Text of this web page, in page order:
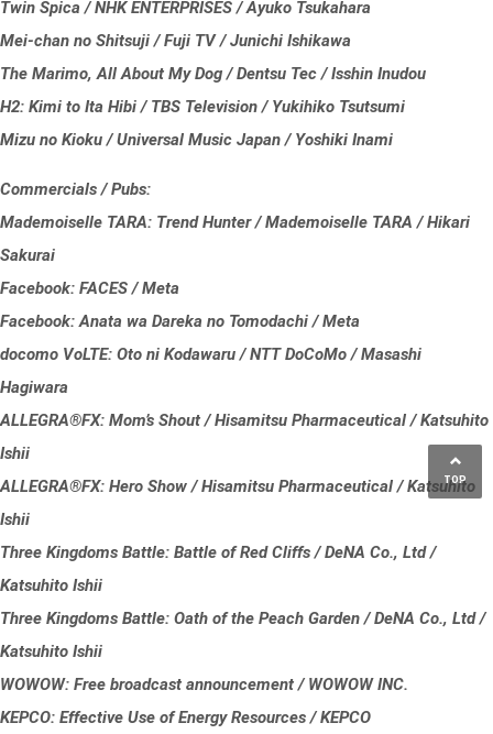
Twin Spica / NHK ENTERPRISES / Ayuko Tsukahara
Mei-chan no Shitsuji / Fuji TV / Junichi Ishikawa
The Marimo, All About My Dog / Dentsu Tec / Isshin Inudou
H2: Kimi to Ita Hibi / TBS Television / Yukihiko Tsutsumi
Mizu no Kioku / Universal Music Japan / Yoshiki Inami
Commercials / Pubs:
Mademoiselle TARA: Trend Hunter / Mademoiselle TARA / Hikari
Sakurai
Facebook: FACES / Meta
Facebook: Anata wa Dareka no Tomodachi / Meta
docomo VoLTE: Oto ni Kodawaru / NTT DoCoMo / Masashi
Hagiwara
ALLEGRA®FX: Mom’s Shout / Hisamitsu Pharmaceutical / Katsuhito
Ishii
ALLEGRA®FX: Hero Show / Hisamitsu Pharmaceutical / Katsuhito
Ishii
Three Kingdoms Battle: Battle of Red Cliffs / DeNA Co., Ltd /
Katsuhito Ishii
Three Kingdoms Battle: Oath of the Peach Garden / DeNA Co., Ltd /
Katsuhito Ishii
WOWOW: Free broadcast announcement / WOWOW INC.
KEPCO: Effective Use of Energy Resources / KEPCO
TOP